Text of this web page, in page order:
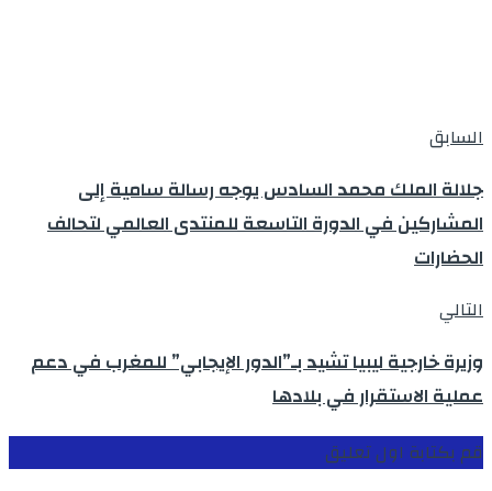
السابق
جلالة الملك محمد السادس يوجه رسالة سامية إلى
المشاركين في الدورة التاسعة للمنتدى العالمي لتحالف
الحضارات
التالي
وزيرة خارجية ليبيا تشيد بـ”الدور الإيجابي” للمغرب في دعم
عملية الاستقرار في بلادها
قم بكتابة اول تعليق